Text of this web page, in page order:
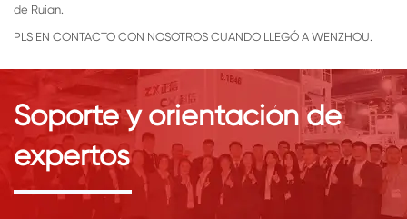
de Ruian.
PLS EN CONTACTO CON NOSOTROS CUANDO LLEGÓ A WENZHOU.
Soporte y orientación de
expertos